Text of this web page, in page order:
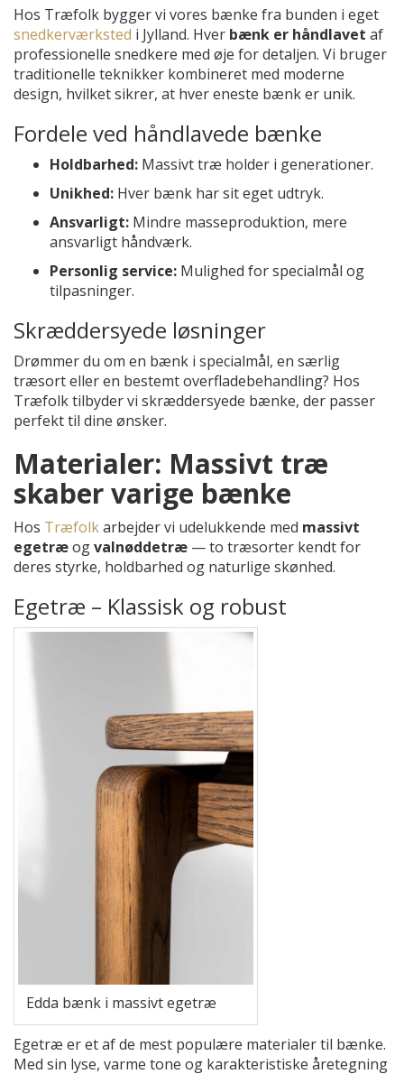
Hos Træfolk bygger vi vores bænke fra bunden i eget
snedkerværksted i Jylland. Hver bænk er håndlavet af
professionelle snedkere med øje for detaljen. Vi bruger
traditionelle teknikker kombineret med moderne
design, hvilket sikrer, at hver eneste bænk er unik.
Fordele ved håndlavede bænke
Holdbarhed: Massivt træ holder i generationer.
Unikhed: Hver bænk har sit eget udtryk.
Ansvarligt: Mindre masseproduktion, mere
ansvarligt håndværk.
Personlig service: Mulighed for specialmål og
tilpasninger.
Skræddersyede løsninger
Drømmer du om en bænk i specialmål, en særlig
træsort eller en bestemt overfladebehandling? Hos
Træfolk tilbyder vi skræddersyede bænke, der passer
perfekt til dine ønsker.
Materialer: Massivt træ
skaber varige bænke
Hos Træfolkarbejder vi udelukkende med massivt
egetræogvalnøddetræ — to træsorter kendt for
deres styrke, holdbarhed og naturlige skønhed.
Egetræ – Klassisk og robust
Edda bænk i massivt egetræ
Egetræ er et af de mest populære materialer til bænke.
Med sin lyse, varme tone og karakteristiske åretegning